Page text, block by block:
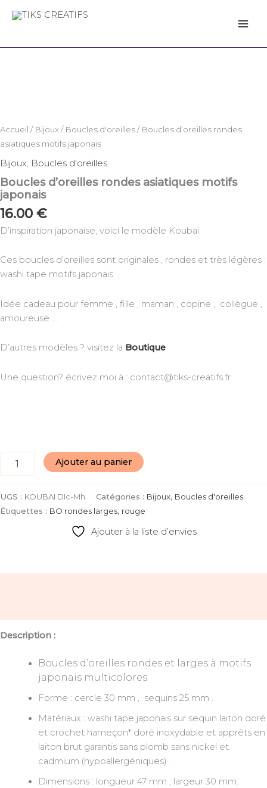
Accueil / Bijoux / Boucles d'oreilles/ Boucles d’oreilles rondes
asiatiques motifs japonais
Bijoux Boucles d'oreilles
Boucles d’oreilles rondes asiatiques motifs
japonais
16.00 €
D’inspiration japonaise, voici le modèle Koubai
Ces boucles d’oreilles sont originales , rondes et très légères :
washi tape motifs japonais
Idée cadeau pour femme , fille , maman , copine , collègue ,
amoureuse …
D’autres modèles ? visitez la Boutique
Une question? écrivez moi à : contact@tiks-creatifs.fr
motifs
japonais
Ajouter au panier
UGS : KOUBAI DIc-Mh Catégories : Bijoux, Boucles d'oreilles
Étiquettes : BO rondes larges, rouge
Ajouter à la liste d’envies
Description :
Boucles d’oreilles rondes et larges à motifs
japonais multicolores
Forme : cercle 30 mm , sequins 25 mm .
Matériaux : washi tape japonais sur sequin laiton doré
et crochet hameçon* doré inoxydable et apprêts en
laiton brut garantis sans plomb sans nickel et
cadmium (hypoallergéniques) .
Dimensions : longueur 47 mm , largeur 30 mm.
rondes